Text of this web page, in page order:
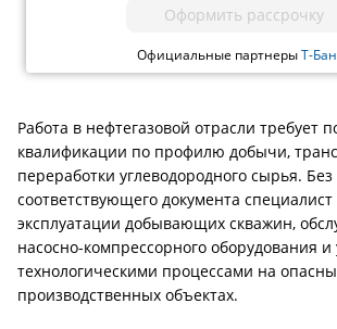
Оформить рассрочку
Официальные партнерыТ-
Работа в нефтегазовой отрасли требует
квалификации по профилю добычи,
переработки углеводородного сырья. Без
соответствующего документа специалист
эксплуатации добывающих скважин,
насосно-компрессорного оборудования
технологическими процессами на
производственных объектах.